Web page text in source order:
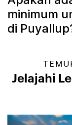
minimum
di
Jelajahi